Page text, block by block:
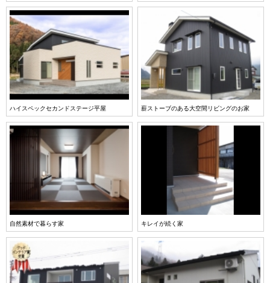
ハイスペックセカンドステージ平屋 薪ストーブのある大空間リビングのお家
自然素材で暮らす家 キレイが続く家